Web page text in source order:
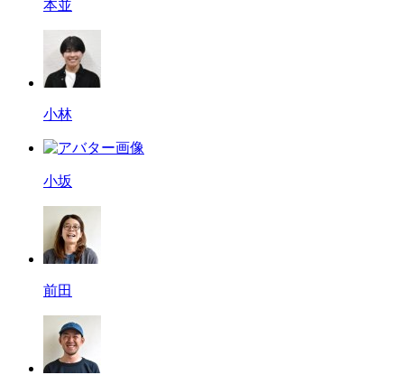
本並
小林
小坂
前田